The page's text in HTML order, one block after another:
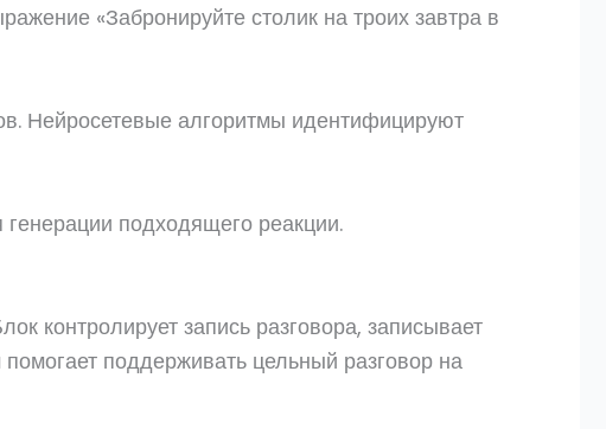
«Забронируйте столик на троих завтра в
Нейросетевые алгоритмы идентифицируют
подходящего реакции.
контролирует запись разговора, записывает
поддерживать цельный разговор на